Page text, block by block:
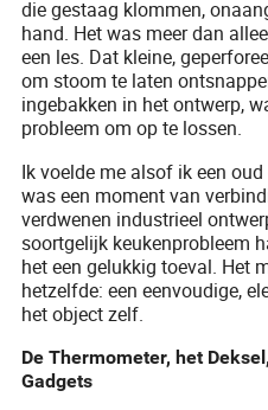
die gestaag klommen,
hand. Het was meer dan
een les. Dat kleine,
om stoom te laten
ingebakken in het ontwerp,
probleem om op te lossen.
Ik voelde me alsof ik een
was een moment van
verdwenen industrieel
soortgelijk keukenprobleem
het een gelukkig toeval. Het
hetzelfde: een eenvoudige,
het object zelf.
De Thermometer, het
Gadgets